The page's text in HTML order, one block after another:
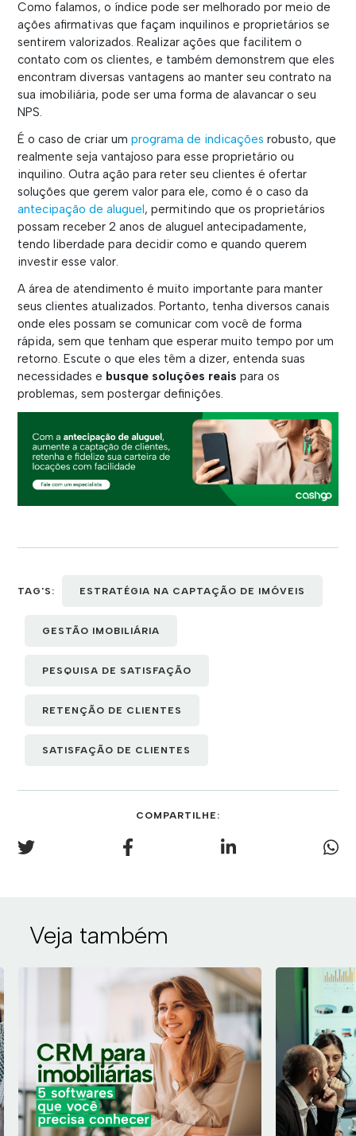
Como falamos, o índice pode ser melhorado por meio de
ações afirmativas que façam inquilinos e proprietários se
sentirem valorizados. Realizar ações que facilitem o
contato com os clientes, e também demonstrem que eles
encontram diversas vantagens ao manter seu contrato na
sua imobiliária, pode ser uma forma de alavancar o seu
NPS.
É o caso de criar um programa de indicações robusto, que
realmente seja vantajoso para esse proprietário ou
inquilino. Outra ação para reter seu clientes é ofertar
soluções que gerem valor para ele, como é o caso da
antecipação de aluguel, permitindo que os proprietários
possam receber 2 anos de aluguel antecipadamente,
tendo liberdade para decidir como e quando querem
investir esse valor.
A área de atendimento é muito importante para manter
seus clientes atualizados. Portanto, tenha diversos canais
onde eles possam se comunicar com você de forma
rápida, sem que tenham que esperar muito tempo por um
retorno. Escute o que eles têm a dizer, entenda suas
necessidades e busque soluções reais para os
problemas, sem postergar definições.
TAG'S: ESTRATÉGIA NA CAPTAÇÃO DE IMÓVEIS
GESTÃO IMOBILIÁRIA
PESQUISA DE SATISFAÇÃO
RETENÇÃO DE CLIENTES
SATISFAÇÃO DE CLIENTES
COMPARTILHE:
Veja também